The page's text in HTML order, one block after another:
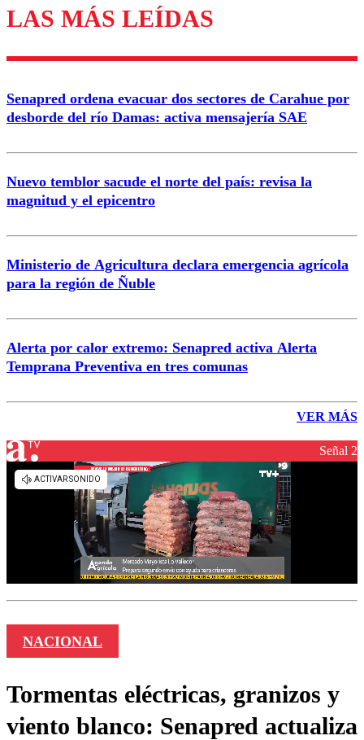
Enviar comentario
LAS MÁS LEÍDAS
Senapred ordena evacuar dos sectores de Carahue por
desborde del río Damas: activa mensajería SAE
Nuevo temblor sacude el norte del país: revisa la
magnitud y el epicentro
Ministerio de Agricultura declara emergencia agrícola
para la región de Ñuble
Alerta por calor extremo: Senapred activa Alerta
Temprana Preventiva en tres comunas
VER MÁS
Señal 2
NACIONAL
Tormentas eléctricas, granizos y
viento blanco: Senapred actualiza